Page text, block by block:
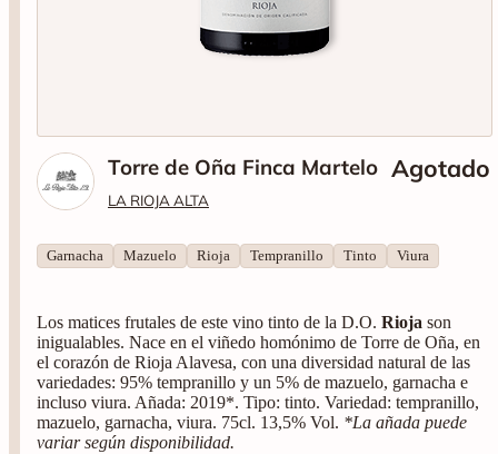
Torre de Oña Finca Martelo
LA RIOJA ALTA
Agotado
Garnacha Mazuelo Rioja Tempranillo Tinto Viura
Los matices frutales de este vino tinto de la D.O. Rioja son
inigualables. Nace en el viñedo homónimo de Torre de Oña, en
el corazón de Rioja Alavesa, con una diversidad natural de las
variedades: 95% tempranillo y un 5% de mazuelo, garnacha e
incluso viura. Añada: 2019*. Tipo: tinto. Variedad: tempranillo,
mazuelo, garnacha, viura. 75cl. 13,5% Vol. *La añada puede
variar según disponibilidad.